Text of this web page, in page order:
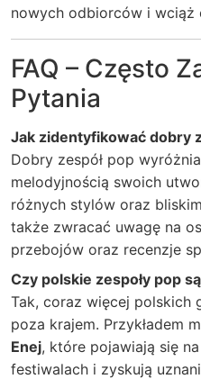
nowych odbiorców i wciąż
FAQ – Często
Pytania
Jak zidentyfikować dobry
Dobry zespół pop
melodyjnością swoich
różnych stylów oraz
także zwracać uwagę na
przebojów oraz recenzje
Czy polskie zespoły pop
Tak, coraz więcej polskich
poza krajem. Przykładem
Enej, które pojawiają się
festiwalach i zyskują